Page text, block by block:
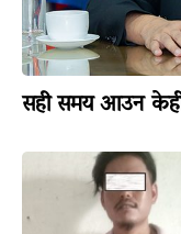
सही समय आउन केही